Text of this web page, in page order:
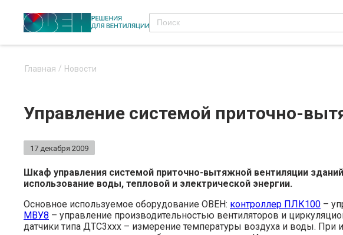
Главная Новости
Управление системой приточно-
17 декабря 2009
Шкаф управления системой приточно-вытяжной вентиляции
использование воды, тепловой и электрической энергии.
Основное используемое оборудование ОВЕН: контроллер ПЛК100 –
МВУ8 – управление производительностью вентиляторов и
датчики типа ДТС3ххх – измерение температуры воздуха и воды.